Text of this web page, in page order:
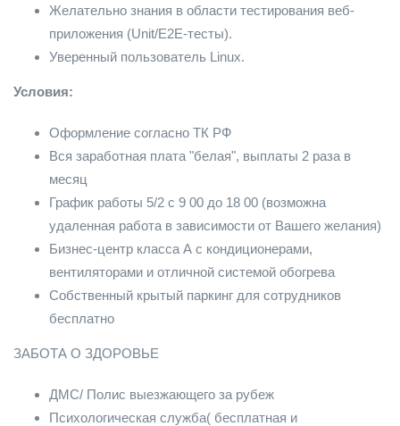
Желательно знания в области тестирования веб-
приложения (Unit/E2E-тесты).
Уверенный пользователь Linux.
Условия:
Оформление согласно ТК РФ
Вся заработная плата "белая", выплаты 2 раза в
месяц
График работы 5/2 с 9 00 до 18 00 (возможна
удаленная работа в зависимости от Вашего желания)
Бизнес-центр класса А с кондиционерами,
вентиляторами и отличной системой обогрева
Собственный крытый паркинг для сотрудников
бесплатно
ЗАБОТА О ЗДОРОВЬЕ
ДМС/ Полис выезжающего за рубеж
Психологическая служба( бесплатная и